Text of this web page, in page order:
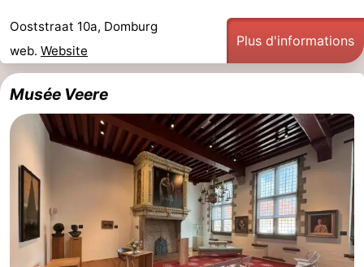
mini-
golf
bien-
être
&
villes
Nature
Visites
guidées
Sports
Piscines
Faire
du
Randonnée
Ooststraat 10a, Domburg
web. Website
Plus d'informations
Musée Veere